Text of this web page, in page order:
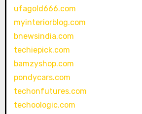
ufagold666.com
myinteriorblog.com
bnewsindia.com
techiepick.com
bamzyshop.com
pondycars.com
techonfutures.com
techoologic.com